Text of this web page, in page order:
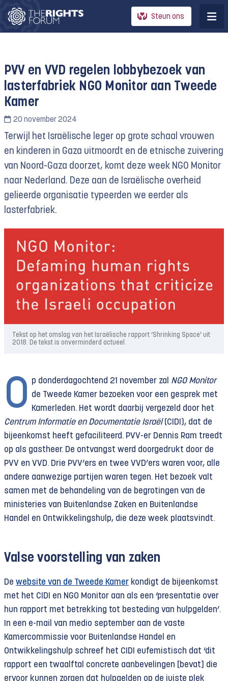
Steun ons
PVV en VVD regelen lobbybezoek van
lasterfabriek NGO Monitor aan Tweede
Kamer
20 november 2024
Terwijl het Israëlische leger op grote schaal vrouwen
en kinderen in Gaza uitmoordt en de etnische zuivering
van Noord-Gaza doorzet, komt deze week NGO Monitor
naar Nederland. Deze aan de Israëlische overheid
gelieerde organisatie typeerden we eerder als
lasterfabriek.
Tekst op het omslag van het Israëlische rapport ‘Shrinking Space’ uit
2018. De tekst is onverminderd actueel.
O p donderdagochtend 21 november zal NGO Monitor
de Tweede Kamer bezoeken voor een gesprek met
Kamerleden. Het wordt daarbij vergezeld door het
Centrum Informatie en Documentatie Israël(CIDI), dat de
bijeenkomst heeft gefaciliteerd. PVV-er Dennis Ram treedt
op als gastheer. De ontvangst werd doorgedrukt door de
PVV en VVD. Drie PVV’ers en twee VVD’ers waren voor, alle
andere aanwezige partijen waren tegen. Het bezoek valt
samen met de behandeling van de begrotingen van de
ministeries van Buitenlandse Zaken en Buitenlandse
Handel en Ontwikkelingshulp, die deze week plaatsvindt.
Valse voorstelling van zaken
De website van de Tweede Kamer kondigt de bijeenkomst
met het CIDI en NGO Monitor aan als een ‘presentatie over
hun rapport met betrekking tot besteding van hulpgelden’.
In een e-mail van medio september aan de vaste
Kamercommissie voor Buitenlandse Handel en
Ontwikkelingshulp schreef het CIDI eufemistisch dat ‘dit
rapport een twaalftal concrete aanbevelingen [bevat] die
ervoor kunnen zorgen dat hulpgelden op de juiste plek